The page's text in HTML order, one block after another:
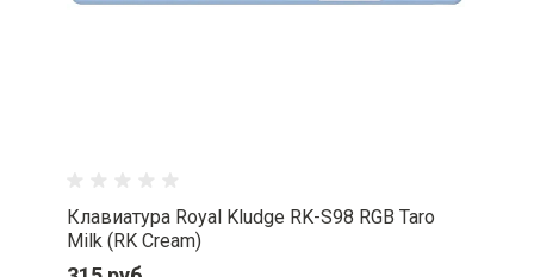
Клавиатура Royal Kludge RK-S98 RGB Taro
Milk (RK Cream)